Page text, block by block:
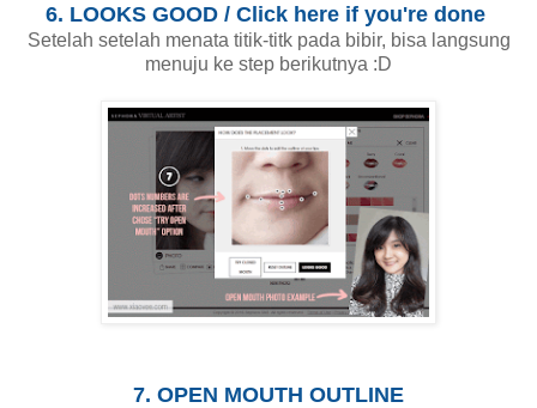
6. LOOKS GOOD / Click here if you're done
Setelah setelah menata titik-titk pada bibir, bisa langsung
menuju ke step berikutnya :D
7. OPEN MOUTH OUTLINE